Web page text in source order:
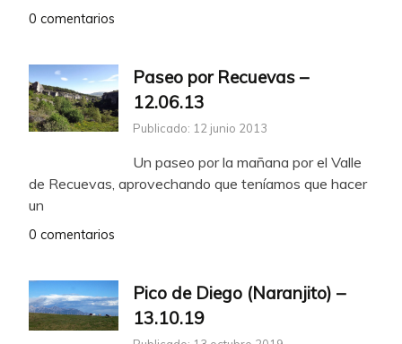
0 comentarios
Paseo por Recuevas –
12.06.13
Publicado: 12 junio 2013
Un paseo por la mañana por el Valle
de Recuevas, aprovechando que teníamos que hacer
un
0 comentarios
Pico de Diego (Naranjito) –
13.10.19